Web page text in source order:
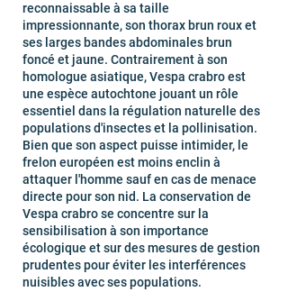
reconnaissable à sa taille
impressionnante, son thorax brun roux et
ses larges bandes abdominales brun
foncé et jaune. Contrairement à son
homologue asiatique, Vespa crabro est
une espèce autochtone jouant un rôle
essentiel dans la régulation naturelle des
populations d'insectes et la pollinisation.
Bien que son aspect puisse intimider, le
frelon européen est moins enclin à
attaquer l'homme sauf en cas de menace
directe pour son nid. La conservation de
Vespa crabro se concentre sur la
sensibilisation à son importance
écologique et sur des mesures de gestion
prudentes pour éviter les interférences
nuisibles avec ses populations.